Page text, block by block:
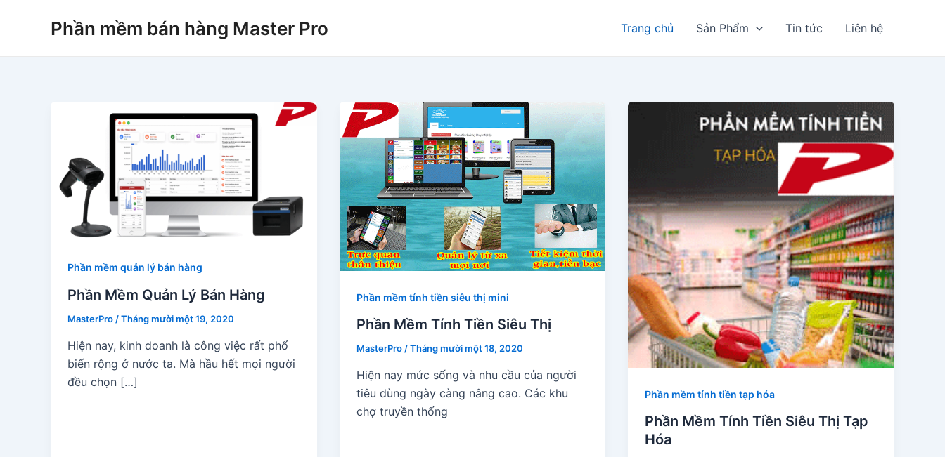
Phần mềm bán hàng Master Pro Trang chủ Sản Phẩm Tin tức Liên hệ
Phần mềm quản lý bán hàng
Phần Mềm Quản Lý Bán Hàng
MasterPro /Tháng mười một 19, 2020
Hiện nay, kinh doanh là công việc rất phổ
biến rộng ở nước ta. Mà hầu hết mọi người
đều chọn […]
Phần mềm tính tiền siêu thị mini
Phần Mềm Tính Tiền Siêu Thị
MasterPro/Tháng mười một 18, 2020
Hiện nay mức sống và nhu cầu của người
tiêu dùng ngày càng nâng cao. Các khu
chợ truyền thống
Phần mềm tính tiền tạp hóa
Phần Mềm Tính Tiền Siêu Thị Tạp
Hóa